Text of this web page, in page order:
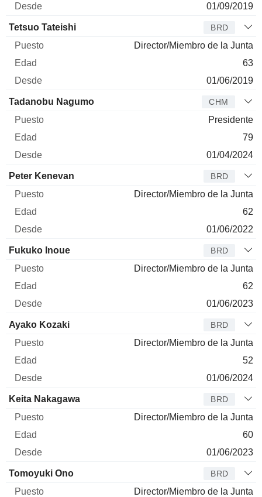
01/09/2019
Tetsuo Tateishi BRD
Director/Miembro de la Junta
63
01/06/2019
Tadanobu Nagumo CHM
Presidente
79
01/04/2024
Peter Kenevan BRD
Director/Miembro de la Junta
62
01/06/2022
Fukuko Inoue BRD
Director/Miembro de la Junta
62
01/06/2023
Ayako Kozaki BRD
Director/Miembro de la Junta
52
01/06/2024
Keita Nakagawa BRD
Director/Miembro de la Junta
60
01/06/2023
Tomoyuki Ono BRD
Director/Miembro de la Junta